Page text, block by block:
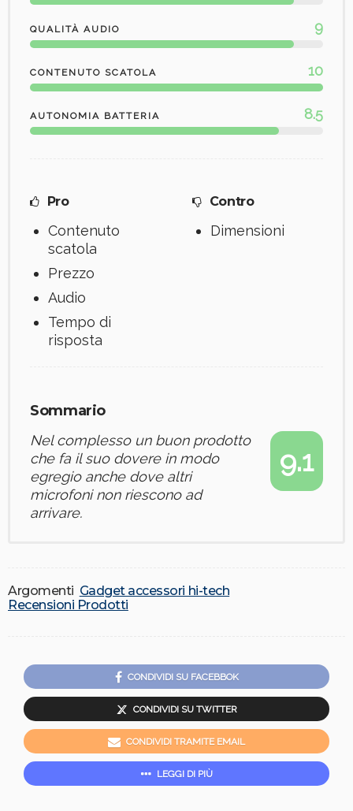
QUALITÀ AUDIO 9
CONTENUTO SCATOLA 10
AUTONOMIA BATTERIA 8.5
Pro
Contenuto
scatola
Prezzo
Audio
Tempo di
risposta
Contro
Dimensioni
Sommario
9.1
Nel complesso un buon prodotto
che fa il suo dovere in modo
egregio anche dove altri
microfoni non riescono ad
arrivare.
Argomenti Gadget accessori hi-tech
Recensioni Prodotti
CONDIVIDI SU FACEBBOK
CONDIVIDI SU TWITTER
CONDIVIDI TRAMITE EMAIL
LEGGI DI PIÙ